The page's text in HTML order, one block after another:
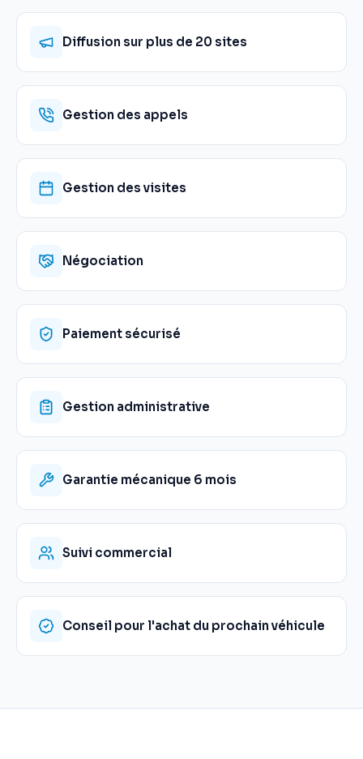
Diffusion sur plus de 20 sites
Gestion des appels
Gestion des visites
Négociation
Paiement sécurisé
Gestion administrative
Garantie mécanique 6 mois
Suivi commercial
Conseil pour l'achat du prochain véhicule